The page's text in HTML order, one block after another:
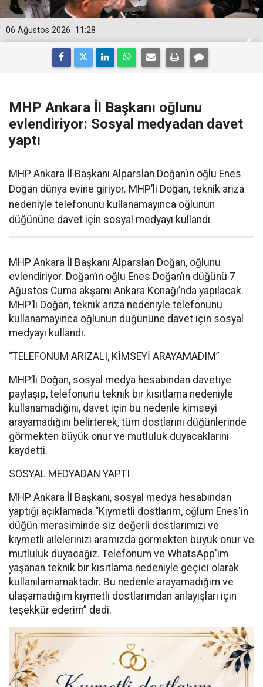
11:28
06 Ağustos 2026
MHP Ankara İl Başkanı oğlunu
evlendiriyor: Sosyal medyadan davet
yaptı
MHP Ankara İl Başkanı Alparslan Doğan’ın oğlu Enes
Doğan dünya evine giriyor. MHP’li Doğan, teknik arıza
nedeniyle telefonunu kullanamayınca oğlunun
düğününe davet için sosyal medyayı kullandı.
MHP Ankara İl Başkanı Alparslan Doğan, oğlunu
evlendiriyor. Doğan’ın oğlu Enes Doğan’ın düğünü 7
Ağustos Cuma akşamı Ankara Konağı’nda yapılacak.
MHP’li Doğan, teknik arıza nedeniyle telefonunu
kullanamayınca oğlunun düğününe davet için sosyal
medyayı kullandı.
“TELEFONUM ARIZALI, KİMSEYİ ARAYAMADIM”
MHP’li Doğan, sosyal medya hesabından davetiye
paylaşıp, telefonunu teknik bir kısıtlama nedeniyle
kullanamadığını, davet için bu nedenle kimseyi
arayamadığını belirterek, tüm dostlarını düğünlerinde
görmekten büyük onur ve mutluluk duyacaklarını
kaydetti.
SOSYAL MEDYADAN YAPTI
MHP Ankara İl Başkanı, sosyal medya hesabından
yaptığı açıklamada “Kıymetli dostlarım, oğlum Enes'in
düğün merasiminde siz değerli dostlarımızı ve
kıymetli ailelerinizi aramızda görmekten büyük onur ve
mutluluk duyacağız. Telefonum ve WhatsApp'ım
yaşanan teknik bir kısıtlama nedeniyle geçici olarak
kullanılamamaktadır. Bu nedenle arayamadığım ve
ulaşamadığım kıymetli dostlarımdan anlayışları için
teşekkür ederim” dedi.